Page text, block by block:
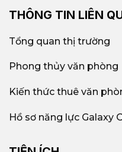
THÔNG TIN LIÊN
Tổng quan thị trường
Phong thủy văn phòng
Kiến thức thuê văn
Hồ sơ năng lực Galaxy